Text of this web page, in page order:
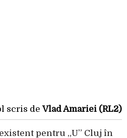
scris deVlad Amariei (RL2)
pentru „U” Cluj în